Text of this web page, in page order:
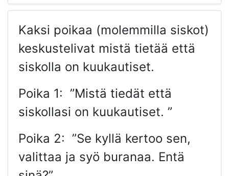
Kaksi poikaa (molemmilla siskot)
keskustelivat mistä tietää että
siskolla on kuukautiset.
Poika 1: ”Mistä tiedät että
siskollasi on kuukautiset. ”
Poika 2: ”Se kyllä kertoo sen,
valittaa ja syö buranaa. Entä